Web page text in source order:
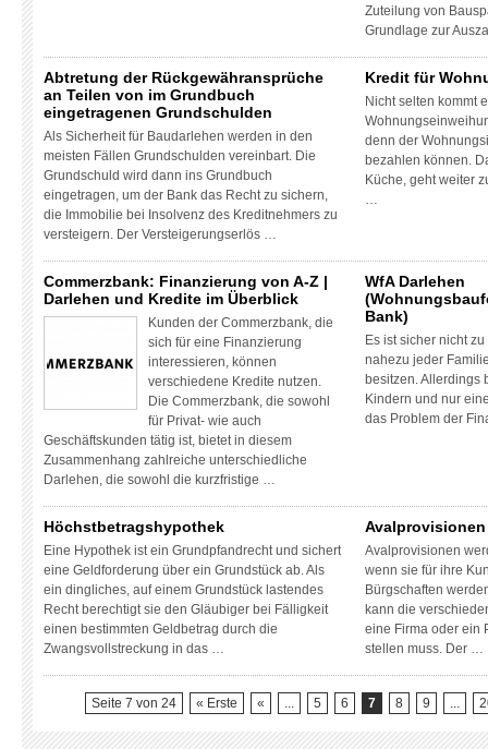
Zuteilung von
Grundlage zur
Abtretung der Rückgewähransprüche
an Teilen von im Grundbuch
eingetragenen Grundschulden
Als Sicherheit für Baudarlehen werden in den
meisten Fällen Grundschulden vereinbart. Die
Grundschuld wird dann ins Grundbuch
eingetragen, um der Bank das Recht zu sichern,
die Immobilie bei Insolvenz des Kreditnehmers zu
versteigern. Der Versteigerungserlös …
Kredit für
Nicht selten kommt
denn der
bezahlen können.
Küche, geht weiter
…
Commerzbank: Finanzierung von A-Z |
Darlehen und Kredite im Überblick
Kunden der Commerzbank, die
sich für eine Finanzierung
interessieren, können
verschiedene Kredite nutzen.
Die Commerzbank, die sowohl
für Privat- wie auch
Geschäftskunden tätig ist, bietet in diesem
Zusammenhang zahlreiche unterschiedliche
Darlehen, die sowohl die kurzfristige …
WfA Darlehen
Bank)
Es ist sicher nicht
nahezu jeder
besitzen. Allerdings
Kindern und nur
das Problem der
Höchstbetragshypothek
Eine Hypothek ist ein Grundpfandrecht und sichert
eine Geldforderung über ein Grundstück ab. Als
ein dingliches, auf einem Grundstück lastendes
Recht berechtigt sie den Gläubiger bei Fälligkeit
einen bestimmten Geldbetrag durch die
Zwangsvollstreckung in das …
Avalprovisionen
Avalprovisionen
wenn sie für ihre
Bürgschaften
kann die
eine Firma oder ein
stellen muss. Der …
Seite 7 von 24 « Erste « ... 5 6 7 8 9 ...